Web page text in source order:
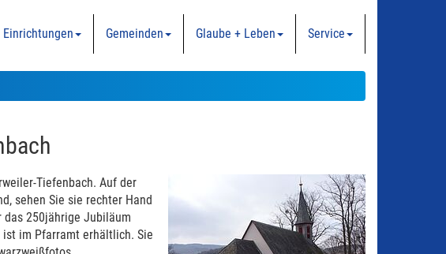
Einrichtungen Gemeinden Glaube + Leben Service
Tiefenbach. Auf der
sehen Sie sie rechter Hand
250jährige Jubiläum
im Pfarramt erhältlich. Sie